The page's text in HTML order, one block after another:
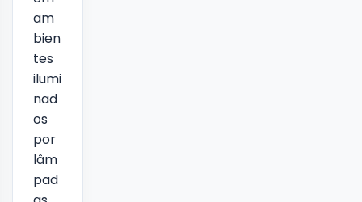
am
bien
tes
ilumi
nad
os
por
lâm
pad